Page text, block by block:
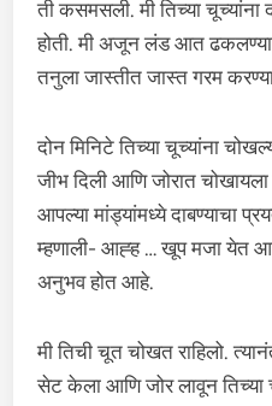
ती कसमसली. मी तिच्या
होती. मी अजून लंड आत
तनुला जास्तीत जास्त गरम
दोन मिनिटे तिच्या चूच्यांना
जीभ दिली आणि जोरात
आपल्या मांड्यांमध्ये दाबण्याचा
म्हणाली- आह्ह … खूप मजा येत
अनुभव होत आहे.
मी तिची चूत चोखत राहिलो.
सेट केला आणि जोर लावून